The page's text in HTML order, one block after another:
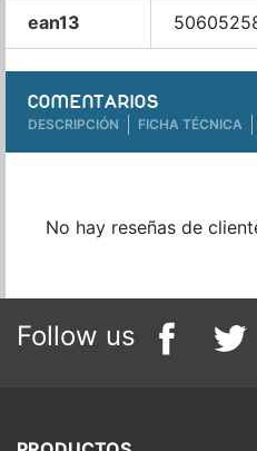
ean13
COMENTARIOS
DESCRIPCIÓN FICHA TÉCNICA
No hay reseñas de
Follow us